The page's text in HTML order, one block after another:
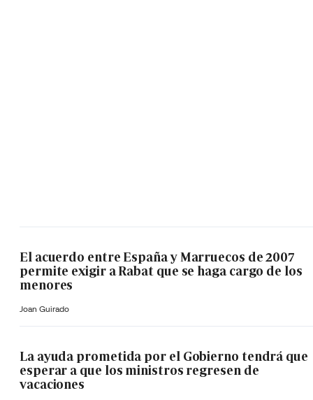
El acuerdo entre España y Marruecos de 2007
permite exigir a Rabat que se haga cargo de los
menores
Joan Guirado
La ayuda prometida por el Gobierno tendrá que
esperar a que los ministros regresen de
vacaciones